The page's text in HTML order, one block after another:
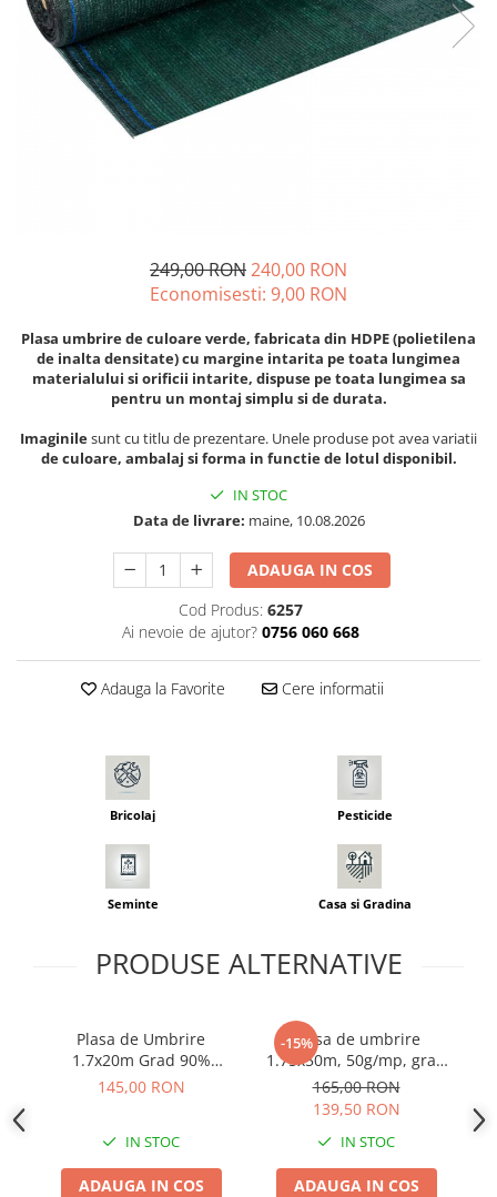
Seminte legume
Pepene
Plante medicinale
Seminte ardei
Seminte broccoli
Seminte de Leustean
Seminte de Patrunjel
Seminte de praz
Seminte dovleac decorativ
Seminte dovlecel / dovleac
Seminte mazare
Seminte ridichi
Seminte rosii
Seminte salata
Seminte telina
Seminte zucchini
Seminte Legume Profesionale
Seminte pentru germinare
Seminte trifoi
Motofierastrau / Drujba
Pila motofierastrau / drujba
Plantator
Plasa de umbrire
Spray si intretinere
Vinificatie
Discuri motocoasa
Diverse
Feronerie si accesorii
Fierastraie manuale
Lama motofierastrau / drujba
Lubrifianti
Masca de sudura & accesori
Motocoasa si consumabile /
Rulete masurat
Sape/ Cazmale/ Lopeti
Set chei combinate
Truse /set scule
249,00 RON240,00 RON
Economisesti: 9,00 RON
Plasa umbrire de culoare verde, fabricata din HDPE (polietilena
de inalta densitate) cu margine intarita pe toata lungimea
materialului si orificii intarite, dispuse pe toata lungimea sa
pentru un montaj simplu si de durata.
Imaginilesunt cu titlu de prezentare. Unele produse pot avea variatii
de culoare, ambalaj si forma in functie de lotul disponibil.
IN STOC
Data de livrare: maine, 10.08.2026
ADAUGA IN COS
Cod Produs: 6257
Ai nevoie de ajutor? 0756 060 668
Adauga la Favorite Cere informatii
Bricolaj Pesticide
Seminte Casa si Gradina
PRODUSE ALTERNATIVE
Plasa de Umbrire
1.7x20m Grad 90%
Densitate 120g/mp -
145,00 RON
IN STOC
ADAUGA IN COS
-15%
Plasa de umbrire
1.75x50m, 50g/mp, grad
de umbrire 50%
165,00 RON
139,50 RON
IN STOC
ADAUGA IN COS